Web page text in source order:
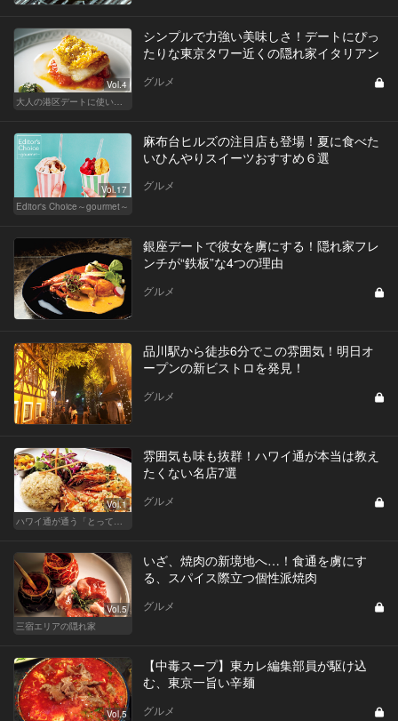
Vol.4
シンプルで力強い美味しさ！デートにぴっ
たりな東京タワー近くの隠れ家イタリアン
グルメ
Vol.17
Editor's Choice～gourmet～
麻布台ヒルズの注目店も登場！夏に食べた
いひんやりスイーツおすすめ６選
グルメ
銀座デートで彼女を虜にする！隠れ家フレ
ンチが“鉄板”な4つの理由
グルメ
品川駅から徒歩6分でこの雰囲気！明日オ
ープンの新ビストロを発見！
グルメ
Vol.1
雰囲気も味も抜群！ハワイ通が本当は教え
たくない名店7選
グルメ
Vol.5
三宿エリアの隠れ家
いざ、焼肉の新境地へ…！食通を虜にす
る、スパイス際立つ個性派焼肉
グルメ
Vol.5
【中毒スープ】東カレ編集部員が駆け込
む、東京一旨い辛麺
グルメ